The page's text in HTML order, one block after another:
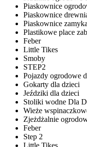
Piaskownice
Piaskownice
Piaskownice
Plastikowe place
Feber
Little Tikes
Smoby
STEP2
Pojazdy ogrodowe
Gokarty dla dzieci
Jeździki dla dzieci
Stoliki wodne Dla
Wieże
Zjeżdżalnie
Feber
Step 2
Little Tikes